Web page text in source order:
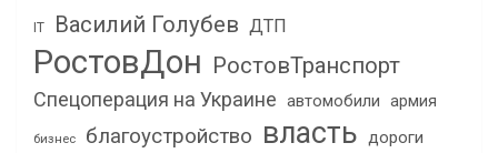
IT Василий Голубев ДТП
РостовДон РостовТранспорт
Спецоперация на Украине автомобили армия
бизнес благоустройство власть дороги